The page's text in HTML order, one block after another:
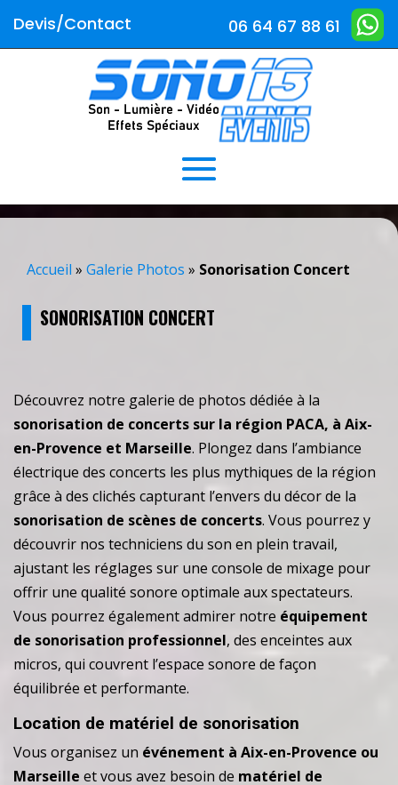
Devis/Contact 06 64 67 88 61
Accueil » Galerie Photos » Sonorisation Concert
SONORISATION CONCERT
Découvrez notre galerie de photos dédiée à la
sonorisation de concerts sur la région PACA, à Aix-
en-Provence et Marseille. Plongez dans l’ambiance
électrique des concerts les plus mythiques de la région
grâce à des clichés capturant l’envers du décor de la
sonorisation de scènes de concerts. Vous pourrez y
découvrir nos techniciens du son en plein travail,
ajustant les réglages sur une console de mixage pour
offrir une qualité sonore optimale aux spectateurs.
Vous pourrez également admirer notre équipement
de sonorisation professionnel, des enceintes aux
micros, qui couvrent l’espace sonore de façon
équilibrée et performante.
Location de matériel de sonorisation
Vous organisez un événement à Aix-en-Provence ou
Marseille et vous avez besoin de matériel de